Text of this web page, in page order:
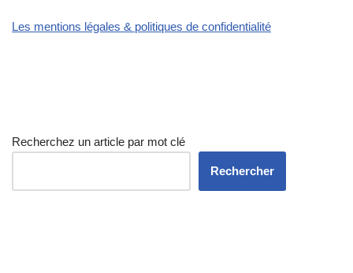
Les mentions légales & politiques de confidentialité
Recherchez un article par mot clé
Rechercher